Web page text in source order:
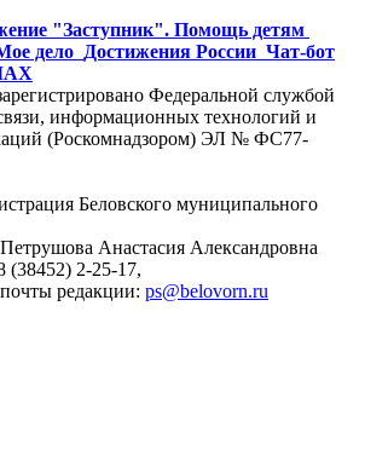
"Заступник". Помощь детям
дело Достижения России Чат-бот
Федеральной службой
информационных технологий и
(Роскомнадзором) ЭЛ № ФС77-
Беловского муниципального
Анастасия Александровна
(38452) 2-25-17,
редакции: ps@belovorn.ru